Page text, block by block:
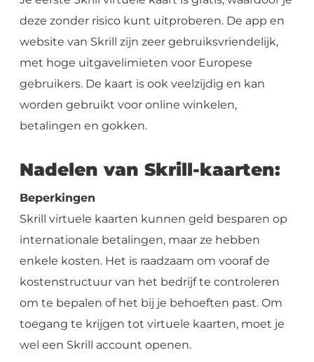
deze zonder risico kunt uitproberen. De app en
website van Skrill zijn zeer gebruiksvriendelijk,
met hoge uitgavelimieten voor Europese
gebruikers. De kaart is ook veelzijdig en kan
worden gebruikt voor online winkelen,
betalingen en gokken.
Nadelen van Skrill-kaarten:
Beperkingen
Skrill virtuele kaarten kunnen geld besparen op
internationale betalingen, maar ze hebben
enkele kosten. Het is raadzaam om vooraf de
kostenstructuur van het bedrijf te controleren
om te bepalen of het bij je behoeften past. Om
toegang te krijgen tot virtuele kaarten, moet je
wel een Skrill account openen.